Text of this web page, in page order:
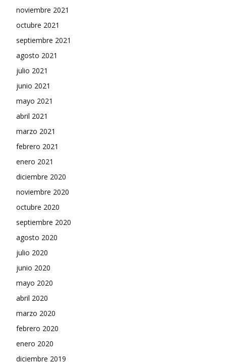
noviembre 2021
octubre 2021
septiembre 2021
agosto 2021
julio 2021
junio 2021
mayo 2021
abril 2021
marzo 2021
febrero 2021
enero 2021
diciembre 2020
noviembre 2020
octubre 2020
septiembre 2020
agosto 2020
julio 2020
junio 2020
mayo 2020
abril 2020
marzo 2020
febrero 2020
enero 2020
diciembre 2019